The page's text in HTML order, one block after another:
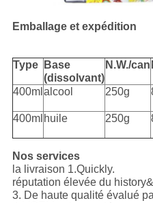
Emballage et expédition
Type
Base
(dissolvant)
N.W./can
400ml alcool 250g
400ml huile 250g
Nos services
la livraison 1.Quickly.
réputation élevée du
3. De haute qualité évalué